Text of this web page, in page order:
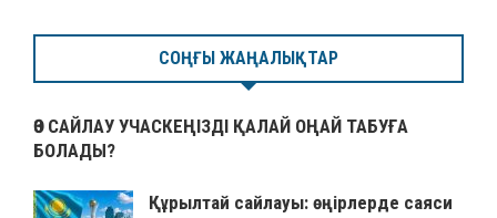
СОҢҒЫ ЖАҢАЛЫҚТАР
ӨЗ САЙЛАУ УЧАСКЕҢІЗДІ ҚАЛАЙ ОҢАЙ ТАБУҒА
БОЛАДЫ?
Құрылтай сайлауы: өңірлерде саяси